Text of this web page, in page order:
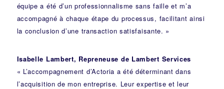
équipe a été d’un professionnalisme sans faille et m’a
accompagné à chaque étape du processus, facilitant ainsi
la conclusion d’une transaction satisfaisante. »
Isabelle Lambert, Repreneuse de Lambert Services
« L’accompagnement d’Actoria a été déterminant dans
l’acquisition de mon entreprise. Leur expertise et leur